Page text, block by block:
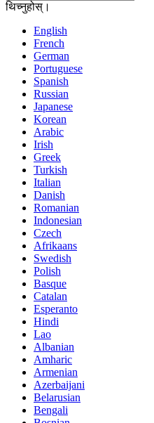
थिच्नुहोस्।
English
French
German
Portuguese
Spanish
Russian
Japanese
Korean
Arabic
Irish
Greek
Turkish
Italian
Danish
Romanian
Indonesian
Czech
Afrikaans
Swedish
Polish
Basque
Catalan
Esperanto
Hindi
Lao
Albanian
Amharic
Armenian
Azerbaijani
Belarusian
Bengali